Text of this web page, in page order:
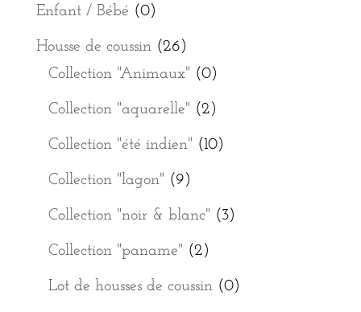
Enfant / Bébé (0)
Housse de coussin (26)
Collection "Animaux" (0)
Collection "aquarelle" (2)
Collection "été indien" (10)
Collection "lagon" (9)
Collection "noir & blanc" (3)
Collection "paname" (2)
Lot de housses de coussin (0)